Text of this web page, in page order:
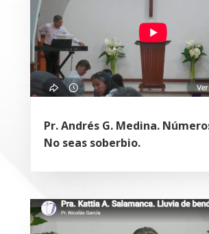
Pr. Andrés G. Medina.
No seas soberbio.